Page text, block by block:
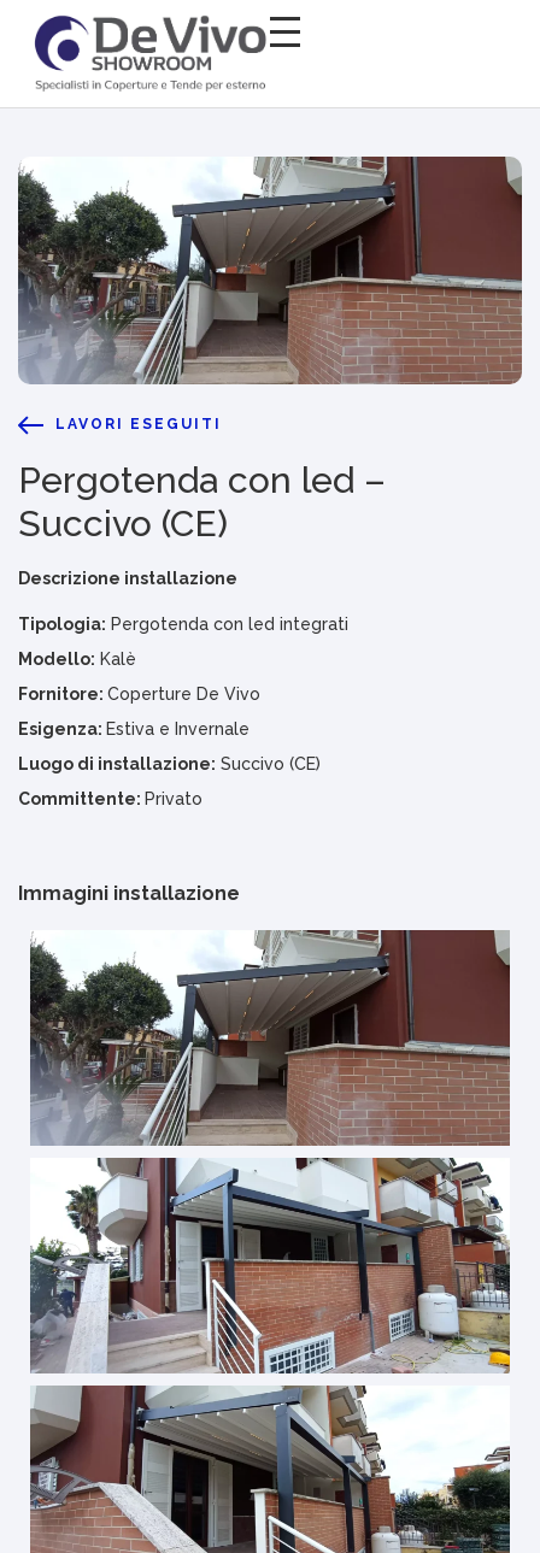
LAVORI ESEGUITI
Pergotenda con led –
Succivo (CE)
Descrizione installazione
Tipologia: Pergotenda con led integrati
Modello: Kalè
Fornitore: Coperture De Vivo
Esigenza: Estiva e Invernale
Luogo di installazione: Succivo (CE)
Committente: Privato
Immagini installazione